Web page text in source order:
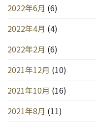
2022年6月 (6)
2022年4月 (4)
2022年2月 (6)
2021年12月 (10)
2021年10月 (16)
2021年8月 (11)